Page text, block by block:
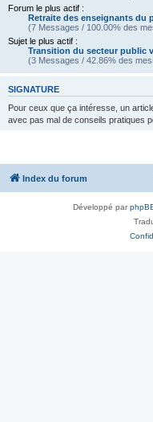
Forum le plus actif :
Retraite des enseignants du
(7 Messages / 100.00% des
Sujet le plus actif :
Transition du secteur public
(3 Messages / 42.86% des
SIGNATURE
Pour ceux que ça intéresse, un
avec pas mal de conseils pratiques
Index du forum
Développé par